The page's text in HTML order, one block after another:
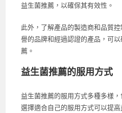
益生菌推薦，以確保其有效性。
此外，了解產品的製造商和品質
譽的品牌和經過認證的產品，可
薦。
益生菌推薦的服用方式
益生菌推薦的服用方式多種多樣
選擇適合自己的服用方式可以提